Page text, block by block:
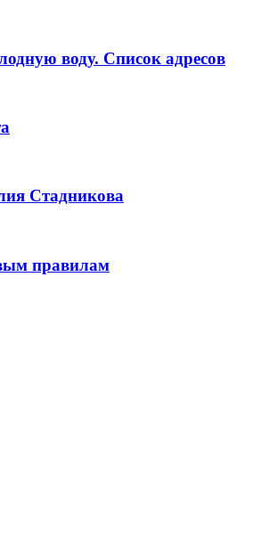
воду. Список адресов
Стадникова
правилам